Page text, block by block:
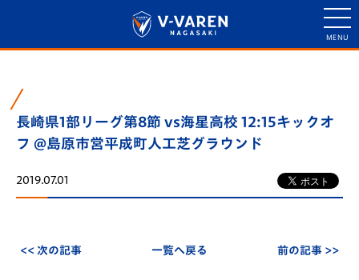
長崎県1部リーグ第8節 vs海星高校 12:15キックオ
フ @島原市営平成町人工芝グラウンド
2019.07.01
<< 次の記事 一覧へ戻る 前の記事 >>